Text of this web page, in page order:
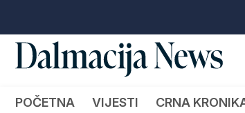
POČETNA VIJESTI CRNA